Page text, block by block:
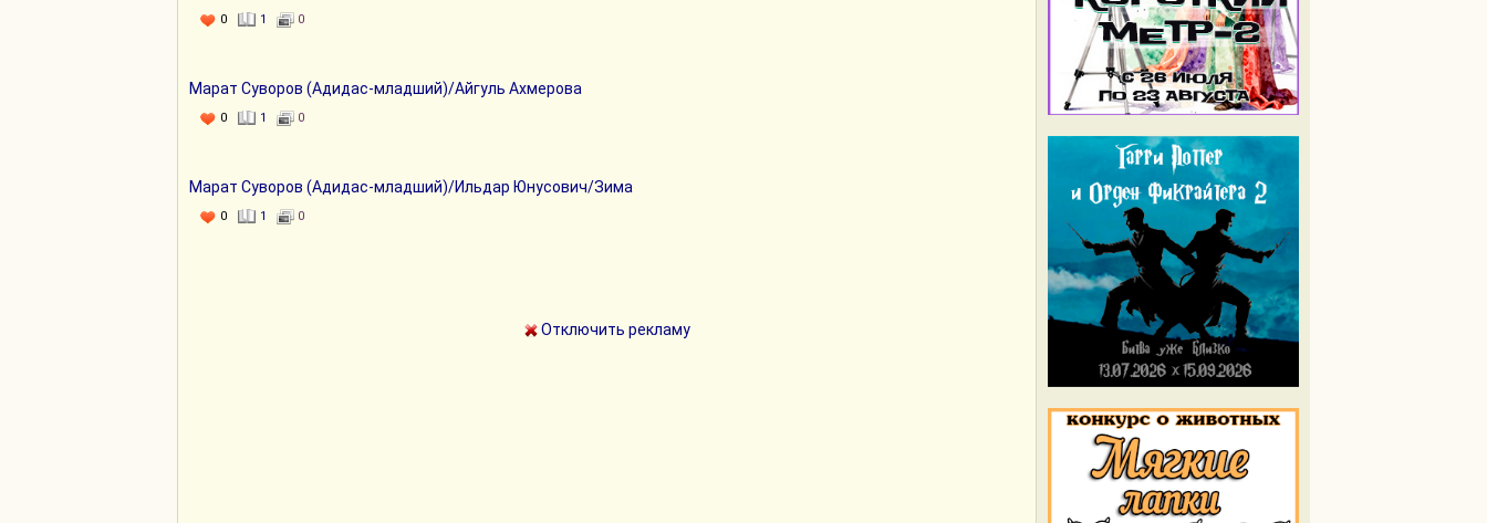
0 1 0
Марат Суворов (Адидас-младший)/Айгуль Ахмерова
0 1 0
Марат Суворов (Адидас-младший)/Ильдар Юнусович/Зима
0 1 0
Отключить рекламу